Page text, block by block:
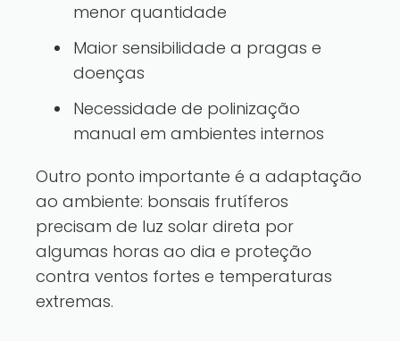
menor quantidade
Maior sensibilidade a pragas e
doenças
Necessidade de polinização
manual em ambientes internos
Outro ponto importante é a adaptação
ao ambiente: bonsais frutíferos
precisam de luz solar direta por
algumas horas ao dia e proteção
contra ventos fortes e temperaturas
extremas.